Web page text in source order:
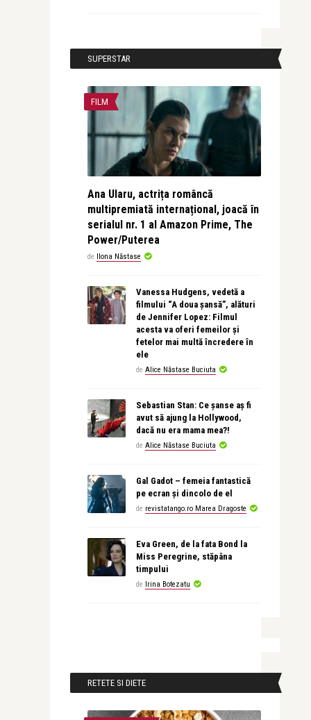
SUPERSTAR
FILM
Ana Ularu, actrița româncă
multipremiată internațional, joacă în
serialul nr. 1 al Amazon Prime, The
Power/Puterea
de Ilona Năstase
Vanessa Hudgens, vedetă a
filmului “A doua șansă”, alături
de Jennifer Lopez: Filmul
acesta va oferi femeilor și
fetelor mai multă încredere în
ele
de Alice Năstase Buciuta
Sebastian Stan: Ce șanse aș fi
avut să ajung la Hollywood,
dacă nu era mama mea?!
de Alice Năstase Buciuta
Gal Gadot – femeia fantastică
pe ecran și dincolo de el
de revistatango.ro Marea Dragoste
Eva Green, de la fata Bond la
Miss Peregrine, stăpâna
timpului
de Irina Botezatu
RETETE SI DIETE